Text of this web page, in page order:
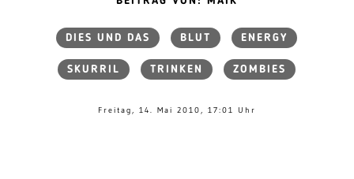
DIES UND DAS BLUT ENERGY
SKURRIL TRINKEN ZOMBIES
Freitag, 14. Mai 2010, 17:01 Uhr